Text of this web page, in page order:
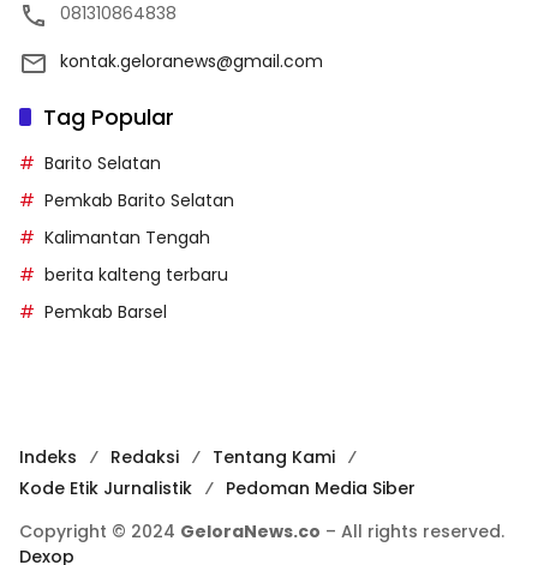
081310864838
kontak.geloranews@gmail.com
Tag Popular
Barito Selatan
Pemkab Barito Selatan
Kalimantan Tengah
berita kalteng terbaru
Pemkab Barsel
Indeks Redaksi
Tentang Kami
Kode Etik Jurnalistik
Pedoman Media Siber
Copyright © 2024 GeloraNews.co – All rights reserved.
Dexop